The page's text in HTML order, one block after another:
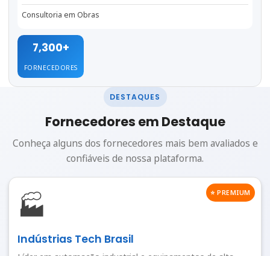
Consultoria em Obras
7,300+
FORNECEDORES
DESTAQUES
Fornecedores em Destaque
Conheça alguns dos fornecedores mais bem avaliados e
confiáveis de nossa plataforma.
⭐ PREMIUM
🏭
Indústrias Tech Brasil